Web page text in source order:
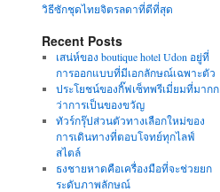
วิธีซักชุดไทยจิตรลดาที่ดีที่สุด
Recent Posts
เสน่ห์ของ boutique hotel Udon อยู่ที่
การออกแบบที่มีเอกลักษณ์เฉพาะตัว
ประโยชน์ของกิ๊ฟเซ็ทพรีเมี่ยมที่มากก
ว่าการเป็นของขวัญ
ทัวร์กรุ๊ปส่วนตัวทางเลือกใหม่ของ
การเดินทางที่ตอบโจทย์ทุกไลฟ์
สไตล์
ธงชายหาดคือเครื่องมือที่จะช่วยยก
ระดับภาพลักษณ์